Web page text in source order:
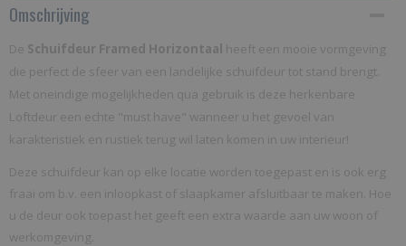
Productcode
Netto gewicht
22,00 Kg
Omschrijving
De Schuifdeur Framed Horizontaal heeft een mooie vormgeving
die perfect de sfeer van een landelijke schuifdeur tot stand brengt.
Met oneindige mogelijkheden qua gebruik is deze herkenbare
Loftdeur een echte
"must have" wanneer u het gevoel van
karakteristiek en rustiek terug wil laten komen in uw interieur!
Deze schuifdeur kan op elke locatie worden toegepast en is ook erg
fraai om b.v. een inloopkast of slaapkamer afsluitbaar te maken. Hoe
u de deur ook toepast het geeft een extra waarde aan uw woon of
werkomgeving.